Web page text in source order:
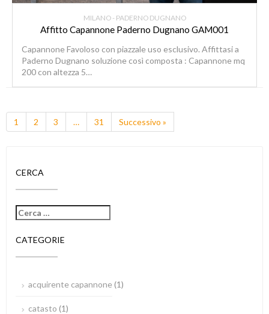
MILANO - PADERNO DUGNANO
Affitto Capannone Paderno Dugnano GAM001
Capannone Favoloso con piazzale uso esclusivo. Affittasi a
Paderno Dugnano soluzione così composta : Capannone mq
200 con altezza 5…
1 2 3 … 31 Successivo »
CERCA
CATEGORIE
acquirente capannone (1)
catasto (1)